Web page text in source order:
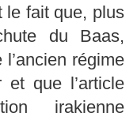
le fait que, plus
du Baas,
régime
et que l’article
irakienne